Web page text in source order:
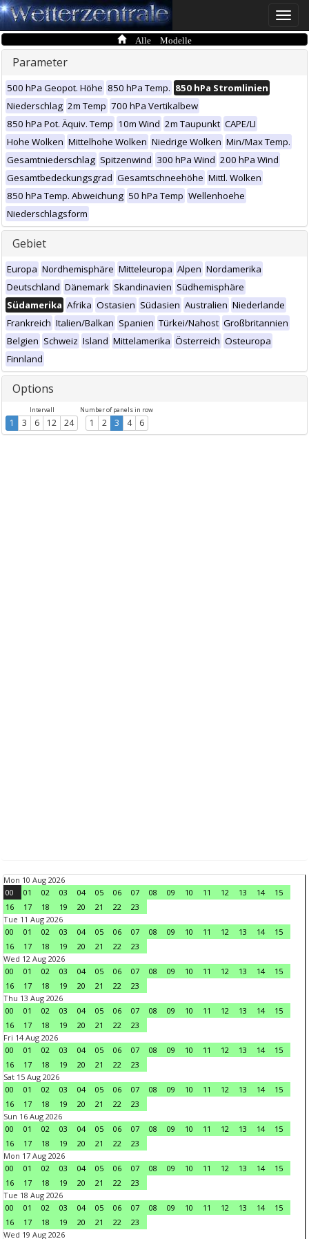
Toggle
Alle Modelle
Parameter
500 hPa Geopot. Höhe 850 hPa Temp. 850 hPa Stromlinien
Niederschlag 2m Temp 700 hPa Vertikalbew
850 hPa Pot. Äquiv. Temp 10m Wind 2m Taupunkt CAPE/LI
Hohe Wolken Mittelhohe Wolken Niedrige Wolken Min/Max Temp.
Gesamtniederschlag Spitzenwind 300 hPa Wind 200 hPa Wind
Gesamtbedeckungsgrad Gesamtschneehöhe Mittl. Wolken
850 hPa Temp. Abweichung 50 hPa Temp Wellenhoehe
Niederschlagsform
Gebiet
Europa Nordhemisphäre Mitteleuropa Alpen Nordamerika
Deutschland Dänemark Skandinavien Südhemisphäre
Südamerika Afrika Ostasien Südasien Australien Niederlande
Frankreich Italien/Balkan Spanien Türkei/Nahost Großbritannien
Belgien Schweiz Island Mittelamerika Österreich Osteuropa
Finnland
Options
Intervall
1 3 6 12 24
Number of panels in row
1 2 3 4 6
Mon 10 Aug 2026
00
01 02 03 04 05 06 07 08 09 10 11 12 13 14
15
16
17 18 19 20 21 22
23
Tue 11 Aug 2026
00
01 02 03 04 05 06 07 08 09 10 11 12 13 14
15
16
17 18 19 20 21 22
23
Wed 12 Aug 2026
00
01 02 03 04 05 06 07 08 09 10 11 12 13 14
15
16
17 18 19 20 21 22
23
Thu 13 Aug 2026
00
01 02 03 04 05 06 07 08 09 10 11 12 13 14
15
16
17 18 19 20 21 22
23
Fri 14 Aug 2026
00
01 02 03 04 05 06 07 08 09 10 11 12 13 14
15
16
17 18 19 20 21 22
23
Sat 15 Aug 2026
00
01 02 03 04 05 06 07 08 09 10 11 12 13 14
15
16
17 18 19 20 21 22
23
Sun 16 Aug 2026
00
01 02 03 04 05 06 07 08 09 10 11 12 13 14
15
16
17 18 19 20 21 22
23
Mon 17 Aug 2026
00
01 02 03 04 05 06 07 08 09 10 11 12 13 14
15
16
17 18 19 20 21 22
23
Tue 18 Aug 2026
00
01 02 03 04 05 06 07 08 09 10 11 12 13 14
15
16
17 18 19 20 21 22
23
Wed 19 Aug 2026